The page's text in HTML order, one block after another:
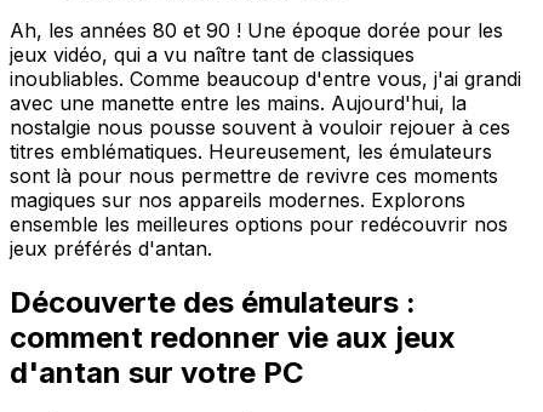
Ah, les années 80 et 90 ! Une époque dorée pour les
jeux vidéo, qui a vu naître tant de classiques
inoubliables. Comme beaucoup d'entre vous, j'ai grandi
avec une manette entre les mains. Aujourd'hui, la
nostalgie nous pousse souvent à vouloir rejouer à ces
titres emblématiques. Heureusement, les émulateurs
sont là pour nous permettre de revivre ces moments
magiques sur nos appareils modernes. Explorons
ensemble les meilleures options pour redécouvrir nos
jeux préférés d'antan.
Découverte des émulateurs :
comment redonner vie aux jeux
d'antan sur votre PC